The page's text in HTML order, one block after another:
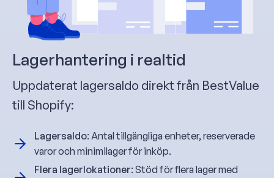
Lagerhantering i realtid
Uppdaterat lagersaldo direkt från BestValue
till Shopify:
Lagersaldo: Antal tillgängliga enheter, reserverade
varor och minimilager för inköp.
Flera lagerlokationer: Stöd för flera lager med